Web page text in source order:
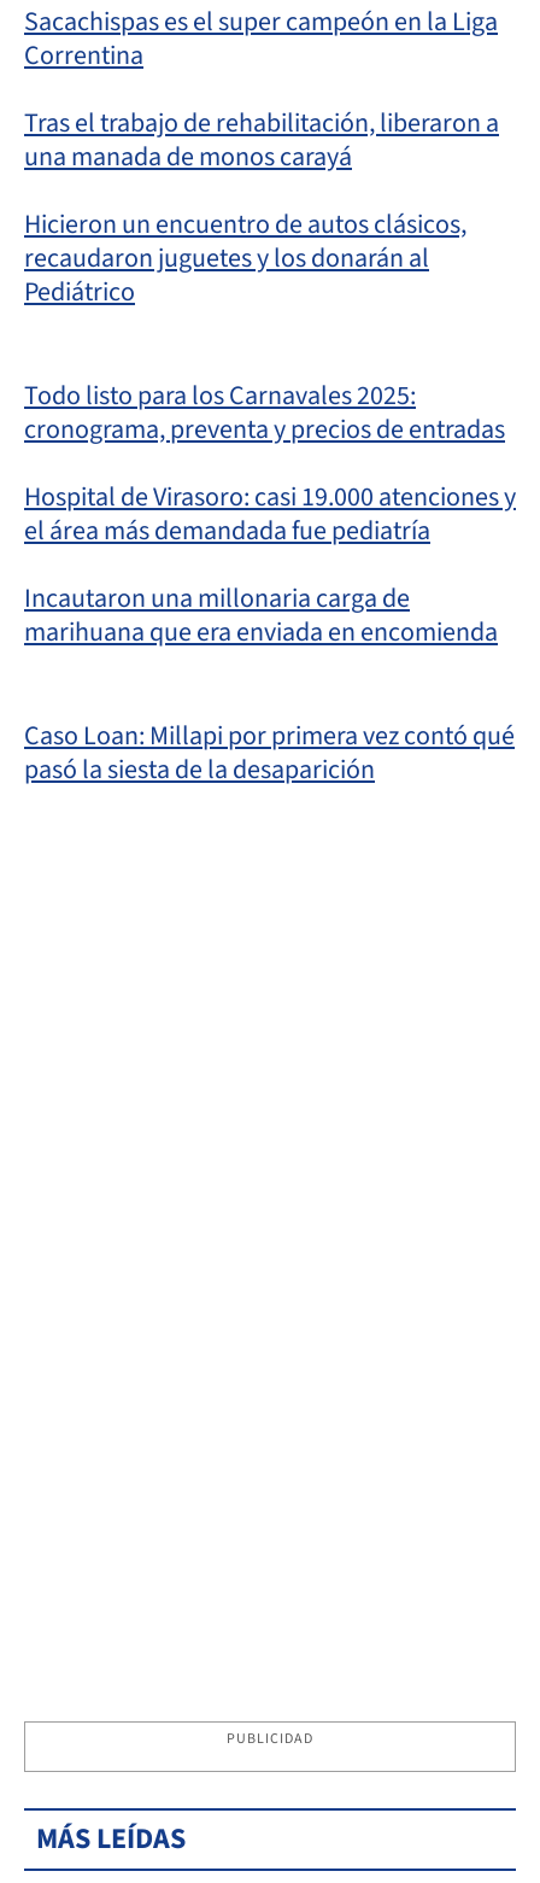
Sacachispas es el super campeón en la Liga
Correntina
Tras el trabajo de rehabilitación, liberaron a
una manada de monos carayá
Hicieron un encuentro de autos clásicos,
recaudaron juguetes y los donarán al
Pediátrico
Todo listo para los Carnavales 2025:
cronograma, preventa y precios de entradas
Hospital de Virasoro: casi 19.000 atenciones y
el área más demandada fue pediatría
Incautaron una millonaria carga de
marihuana que era enviada en encomienda
Caso Loan: Millapi por primera vez contó qué
pasó la siesta de la desaparición
PUBLICIDAD
MÁS LEÍDAS